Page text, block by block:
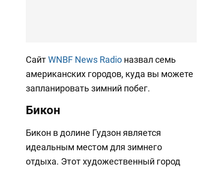
СайтWNBF News Radioназвал семь
американских городов, куда вы можете
запланировать зимний побег.
Бикон
Бикон в долине Гудзон является
идеальным местом для зимнего
отдыха. Этот художественный город